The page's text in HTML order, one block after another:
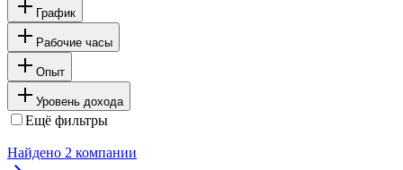
График
Рабочие часы
Опыт
Уровень дохода
Ещё фильтры
Найдено 2 компании